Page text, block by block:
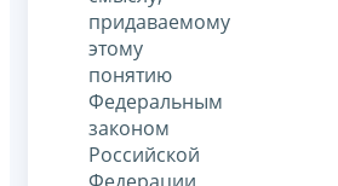
придаваемому
этому
понятию
Федеральным
законом
Российской
Федерации